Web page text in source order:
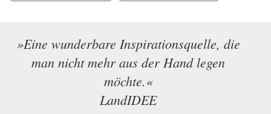
»Eine wunderbare Inspirationsquelle, die
man nicht mehr aus der Hand legen
möchte.«
LandIDEE